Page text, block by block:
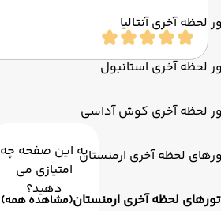
لحظه آخری آنتالیا
لحظه آخری استانبول
لحظه آخری کوش آداسی
لحظه آخری ارمنستان
تورهای لحظه آخری ارمنستان(مشاهده همه)
به این صفحه چه
امتیازی می
دهید؟